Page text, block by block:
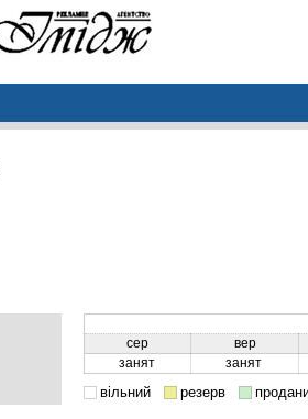
сер
вер
занят
занят
вільний резерв